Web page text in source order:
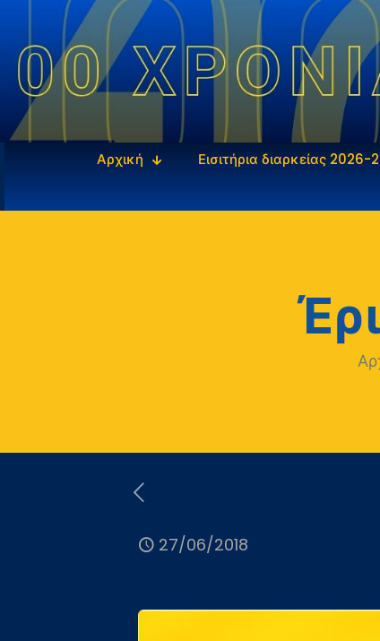
Αρχική Εισιτήρια διαρκείας 2026-
27/06/2018